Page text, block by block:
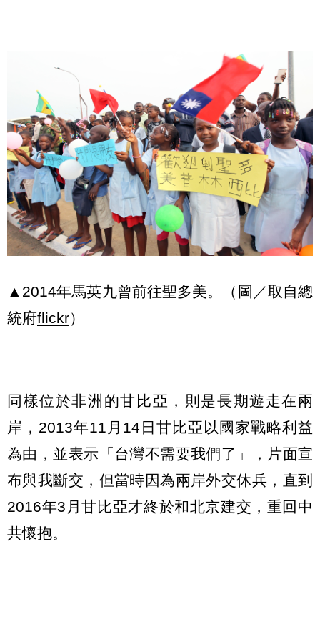
▲2014年馬英九曾前往聖多美。（圖／取自總
統府flickr）
同樣位於非洲的甘比亞，則是長期遊走在兩
岸，2013年11月14日甘比亞以國家戰略利益
為由，並表示「台灣不需要我們了」，片面宣
布與我斷交，但當時因為兩岸外交休兵，直到
2016年3月甘比亞才終於和北京建交，重回中
共懷抱。